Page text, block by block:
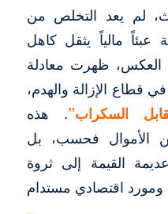
لم يعد التخلص من
عبئاً مالياً يثقل كاهل
ظهرت معادلة
قطاع الإزالة والهدم،
السكراب”. هذه
الأموال فحسب، بل
القيمة إلى ثروة